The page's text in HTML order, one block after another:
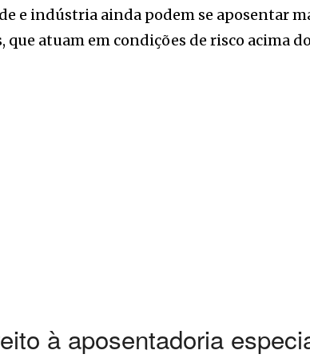
e indústria ainda podem se aposentar
que atuam em condições de risco acima
à aposentadoria